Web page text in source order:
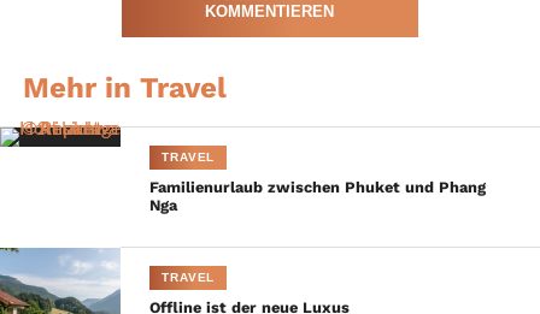
Kategorie. Mit seiner außergewöhnlichen Wasserqualität,
den angenehm warmen Temperaturen im Sommer und
seiner beeindruckenden Lage zwischen sanften Bergen
entfaltet er eine besondere Wirkung auf Körper und
Bereits am frühen Morgen zeigt sich diese Magie. Wenn
Nebelschwaden über der Wasseroberfläche schweben
KOMMENTIEREN
Mehr in Travel
TRAVEL
Familienurlaub zwischen Phuket und Phang
Nga
TRAVEL
Offline ist der neue Luxus